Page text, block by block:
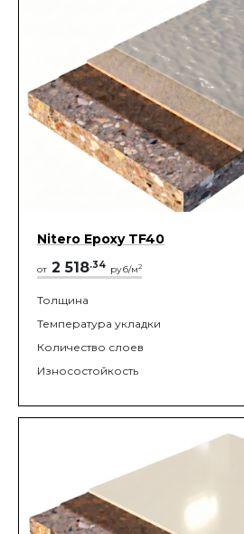
Nitero Epoxy TF40
от 2 518.34 руб/м2
Толщина
Температура укладки
Количество слоев
Износостойкость